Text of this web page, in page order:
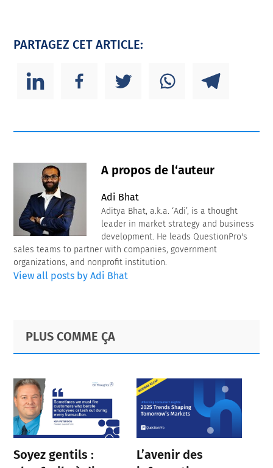
PARTAGEZ CET ARTICLE:
A propos de l‘auteur
Adi Bhat
Aditya Bhat, a.k.a. ‘Adi’, is a thought
leader in market strategy and business
development. He leads QuestionPro's
sales teams to partner with companies, government
organizations, and nonprofit institution.
View all posts by Adi Bhat
Primary
Sidebar
Footer
PLUS COMME ÇA
Soyez gentils :
L’avenir des